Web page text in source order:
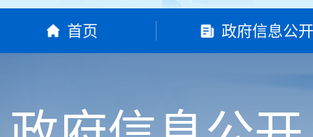
首页 政府信息公